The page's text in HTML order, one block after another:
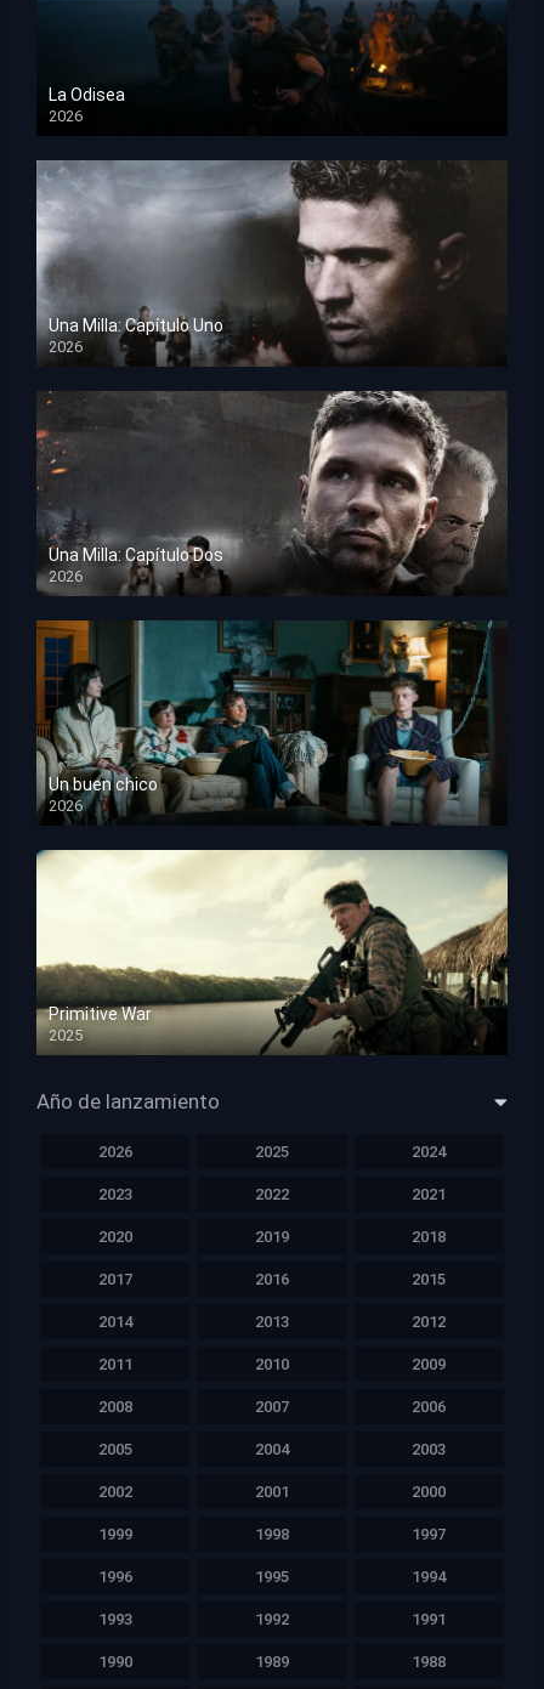
La Odisea
2026
TS Screener
Una Milla: Capítulo Uno
2026
HD 1080p
Una Milla: Capítulo Dos
2026
HD 1080p
Un buen chico
2026
HD 1080p
Primitive War
2025
HD 1080p
Año de lanzamiento
2026 2025 2024
2023 2022 2021
2020 2019 2018
2017 2016 2015
2014 2013 2012
2011 2010 2009
2008 2007 2006
2005 2004 2003
2002 2001 2000
1999 1998 1997
1996 1995 1994
1993 1992 1991
1990 1989 1988